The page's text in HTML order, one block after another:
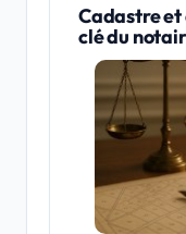
Cadastre
clé du